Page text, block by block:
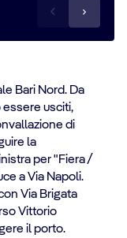
Bari Nord. Da
essere usciti,
di
la
per "Fiera /
a Via Napoli.
Via Brigata
Vittorio
il porto.